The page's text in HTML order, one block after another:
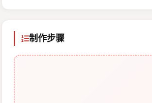
制作步骤